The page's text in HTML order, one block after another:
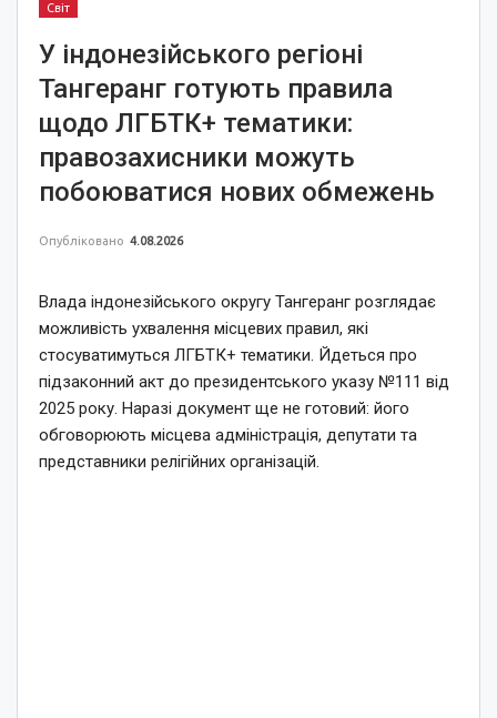
Світ
У індонезійського регіоні
Тангеранг готують правила
щодо ЛГБТК+ тематики:
правозахисники можуть
побоюватися нових обмежень
Опубліковано 4.08.2026
Влада індонезійського округу Тангеранг розглядає
можливість ухвалення місцевих правил, які
стосуватимуться ЛГБТК+ тематики. Йдеться про
підзаконний акт до президентського указу №111 від
2025 року. Наразі документ ще не готовий: його
обговорюють місцева адміністрація, депутати та
представники релігійних організацій.